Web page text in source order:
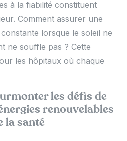
à la fiabilité constituent
Comment assurer une
lorsque le soleil ne
ne souffle pas ? Cette
les hôpitaux où chaque
les défis de
renouvelables
la santé